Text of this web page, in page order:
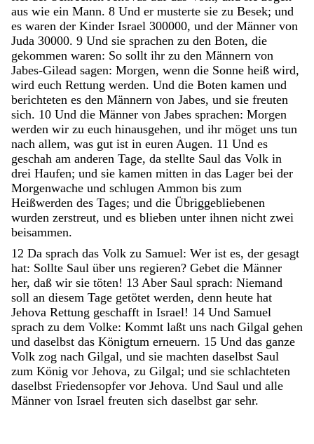
aus wie ein Mann. 8 Und er musterte sie zu Besek; und
es waren der Kinder Israel 300000, und der Männer von
Juda 30000. 9 Und sie sprachen zu den Boten, die
gekommen waren: So sollt ihr zu den Männern von
Jabes-Gilead sagen: Morgen, wenn die Sonne heiß wird,
wird euch Rettung werden. Und die Boten kamen und
berichteten es den Männern von Jabes, und sie freuten
sich. 10 Und die Männer von Jabes sprachen: Morgen
werden wir zu euch hinausgehen, und ihr möget uns tun
nach allem, was gut ist in euren Augen. 11 Und es
geschah am anderen Tage, da stellte Saul das Volk in
drei Haufen; und sie kamen mitten in das Lager bei der
Morgenwache und schlugen Ammon bis zum
Heißwerden des Tages; und die Übriggebliebenen
wurden zerstreut, und es blieben unter ihnen nicht zwei
beisammen.
12 Da sprach das Volk zu Samuel: Wer ist es, der gesagt
hat: Sollte Saul über uns regieren? Gebet die Männer
her, daß wir sie töten! 13 Aber Saul sprach: Niemand
soll an diesem Tage getötet werden, denn heute hat
Jehova Rettung geschafft in Israel! 14 Und Samuel
sprach zu dem Volke: Kommt laßt uns nach Gilgal gehen
und daselbst das Königtum erneuern. 15 Und das ganze
Volk zog nach Gilgal, und sie machten daselbst Saul
zum König vor Jehova, zu Gilgal; und sie schlachteten
daselbst Friedensopfer vor Jehova. Und Saul und alle
Männer von Israel freuten sich daselbst gar sehr.